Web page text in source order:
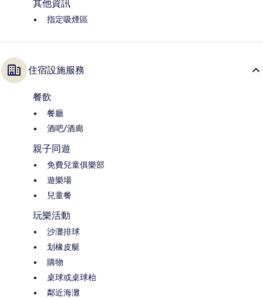
其他資訊
指定吸煙區
住宿設施服務
餐飲
餐廳
酒吧/酒廊
親子同遊
免費兒童俱樂部
遊樂場
兒童餐
玩樂活動
沙灘排球
划橡皮艇
購物
桌球或桌球枱
鄰近海灘